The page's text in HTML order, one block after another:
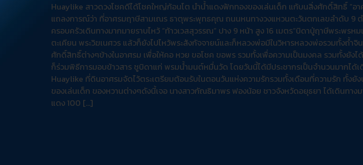
Huaylike สาวดวงโชคดีได้โชคใหญ่ก้อนโต นำน้ำแดงฟักทองของเล่นเด็ก แก้บนสิ่งศักดิ์สิทธิ์ “อ
แถลงการณ์ว่า ที่อาศรมฤาษีสามเณร ธาตุพระพุทธคุณ ถนนหนทางวงแหวนตะวันตกเลขลำดับ 9
ครอบครัวเดินทางมากมายราบไหว้ “ท้าวเวสสุวรรณ” ปาง 9 หน้า สูง 16 เมตร“บิดาปู่ฤาษีพระพร
ตะเคียน พระวิฆเนศวร แล้วก็ยังไปไหว้พระสังกัจจายน์และก็หลวงพ่อมีในวิหารหลวงพ่อรวมทั้งถ้ำ
ศักดิ์สิทธิ์ต่างๆข้างในอาศรม เพื่อให้คอ หวย ขอโชค ขอพร รวมทั้งเพื่อความเป็นมงคล รวมทั้งยั
ก็ร่วมพิธีการมอบข้าวสาร ชูบิดาแก่ พรมน้ำมนต์หมื่นวัด โดยวันนี้ได้มีประชากรเป็นจำนวนมากไ
Huaylike ที่ดินอาศรมจัดไว้ตระเตรียมต้อนรับในตอนวันแห่งความรักรวมทั้งเดือนที่ความรัก ทั้ง
ของเล่นเด็ก ของหวานต่างๆดังนี้เจอ นางสาวกัณธิมาพร ฟองน้อย ชาวจังหวัดอยุธยา ได้เดินท
แดง 100 […]